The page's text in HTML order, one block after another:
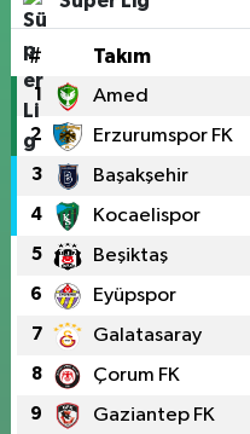
# Takım
1 Amed
2 Erzurumspor FK
3 Başakşehir
4 Kocaelispor
5 Beşiktaş
6 Eyüpspor
7 Galatasaray
8 Çorum FK
9 Gaziantep FK